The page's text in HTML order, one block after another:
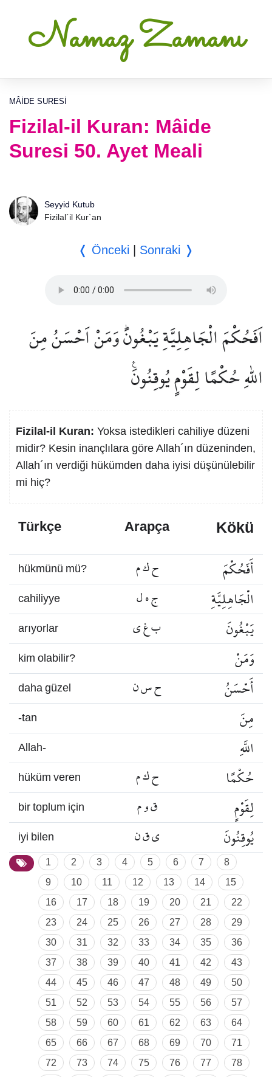
Namaz Zamanı
MÂIDE SURESI
Fizilal-il Kuran: Mâide
Suresi 50. Ayet Meali
Seyyid Kutub
Fizilal´il Kur`an
❬ Önceki Sonraki ❭
اَفَحُكْمَ الْجَاهِلِيَّةِ يَبْغُونَۜ وَمَنْ اَحْسَنُ مِنَ
اللّٰهِ حُكْمًا لِقَوْمٍ يُوقِنُونَ۟
Fizilal-il Kuran: Yoksa istedikleri cahiliye düzeni
midir? Kesin inançlılara göre Allah´ın düzeninden,
Allah´ın verdiği hükümden daha iyisi düşünülebilir
mi hiç?
Türkçe Arapça Kökü
hükmünü mü? ح ك م أَفَحُكْمَ
cahiliyye ج ه ل الْجَاهِلِيَّةِ
arıyorlar ب غ ي يَبْغُونَ
kim olabilir? وَمَنْ
daha güzel ح س ن أَحْسَنُ
-tan مِنَ
Allah- اللَّهِ
hüküm veren ح ك م حُكْمًا
bir toplum için ق و م لِقَوْمٍ
iyi bilen ي ق ن يُوقِنُونَ
1 2 3 4 5 6 7
8
9
10 11 12 13 14
15
16
17 18 19 20 21
22
23
24 25 26 27 28
29
30
31 32 33 34 35
36
37
38 39 40 41 42
43
44
45 46 47 48 49
50
51
52 53 54 55 56
57
58
59 60 61 62 63
64
65
66 67 68 69 70
71
72
73 74 75 76 77
78